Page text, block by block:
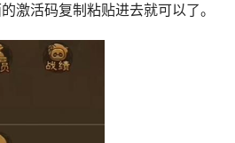
激活码复制粘贴进去就可以了。